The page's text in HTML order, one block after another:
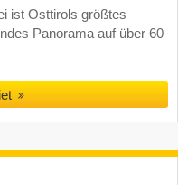
ist Osttirols größtes
Panorama auf über 60